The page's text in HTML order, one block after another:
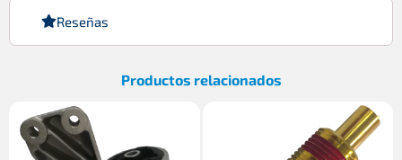
Reseñas
Productos relacionados